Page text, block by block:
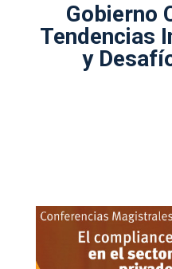
Gobierno
Tendencias
y